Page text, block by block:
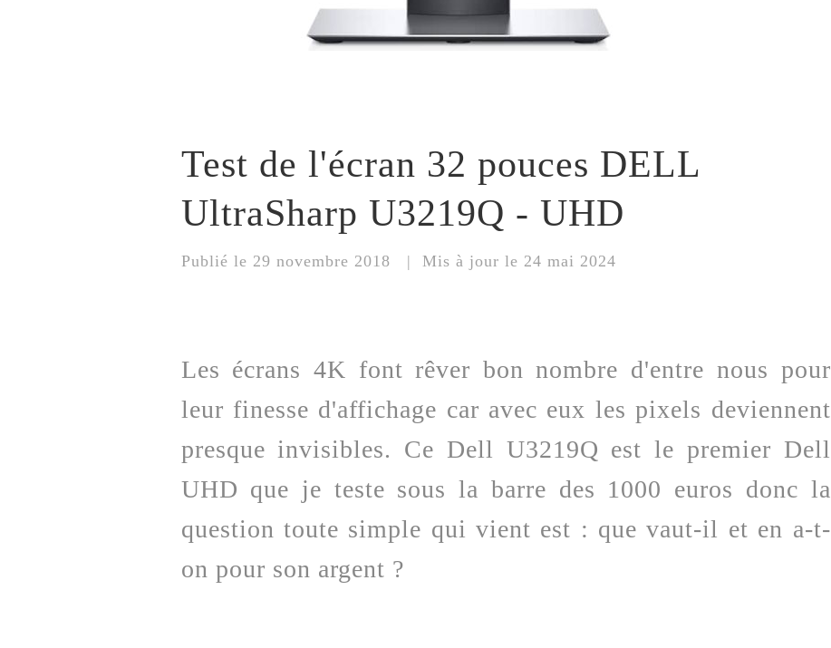
Test de l'écran 32 pouces DELL
UltraSharp U3219Q - UHD
Publié le 29 novembre 2018 | Mis à jour le 24 mai 2024
Les écrans 4K font rêver bon nombre d'entre nous pour
leur finesse d'affichage car avec eux les pixels deviennent
presque invisibles. Ce Dell U3219Q est le premier Dell
UHD que je teste sous la barre des 1000 euros donc la
question toute simple qui vient est : que vaut-il et en a-t-
on pour son argent ?